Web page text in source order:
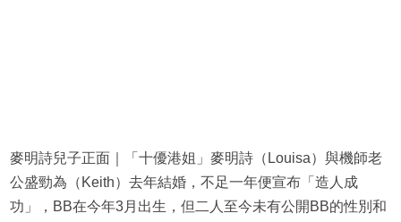
麥明詩兒子正面｜「十優港姐」麥明詩（Louisa）與機師老
公盛勁為（Keith）去年結婚，不足一年便宣布「造人成
功」，BB在今年3月出生，但二人至今未有公開BB的性別和